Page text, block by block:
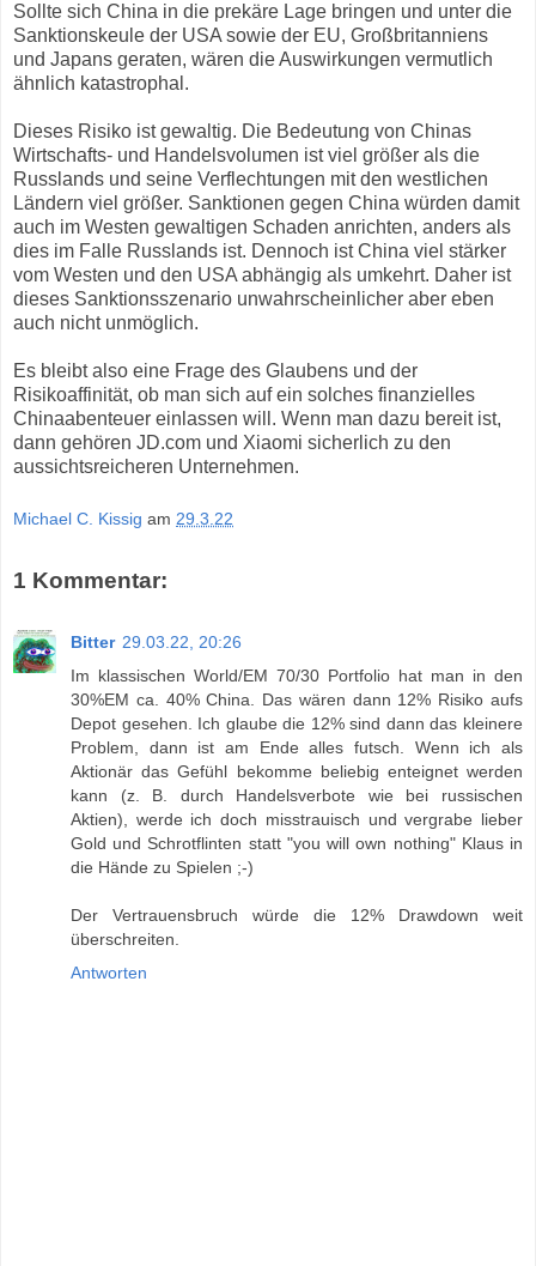
Sollte sich China in die prekäre Lage bringen und unter die
Sanktionskeule der USA sowie der EU, Großbritanniens
und Japans geraten, wären die Auswirkungen vermutlich
ähnlich katastrophal.
Dieses Risiko ist gewaltig. Die Bedeutung von Chinas
Wirtschafts- und Handelsvolumen ist viel größer als die
Russlands und seine Verflechtungen mit den westlichen
Ländern viel größer. Sanktionen gegen China würden damit
auch im Westen gewaltigen Schaden anrichten, anders als
dies im Falle Russlands ist. Dennoch ist China viel stärker
vom Westen und den USA abhängig als umkehrt. Daher ist
dieses Sanktionsszenario unwahrscheinlicher aber eben
auch nicht unmöglich.
Es bleibt also eine Frage des Glaubens und der
Risikoaffinität, ob man sich auf ein solches finanzielles
Chinaabenteuer einlassen will. Wenn man dazu bereit ist,
dann gehören JD.com und Xiaomi sicherlich zu den
aussichtsreicheren Unternehmen.
Michael C. Kissig am 29.3.22
1 Kommentar:
Bitter 29.03.22, 20:26
Im klassischen World/EM 70/30 Portfolio hat man in den
30%EM ca. 40% China. Das wären dann 12% Risiko aufs
Depot gesehen. Ich glaube die 12% sind dann das kleinere
Problem, dann ist am Ende alles futsch. Wenn ich als
Aktionär das Gefühl bekomme beliebig enteignet werden
kann (z. B. durch Handelsverbote wie bei russischen
Aktien), werde ich doch misstrauisch und vergrabe lieber
Gold und Schrotflinten statt "you will own nothing" Klaus in
die Hände zu Spielen ;-)
Der Vertrauensbruch würde die 12% Drawdown weit
überschreiten.
Antworten